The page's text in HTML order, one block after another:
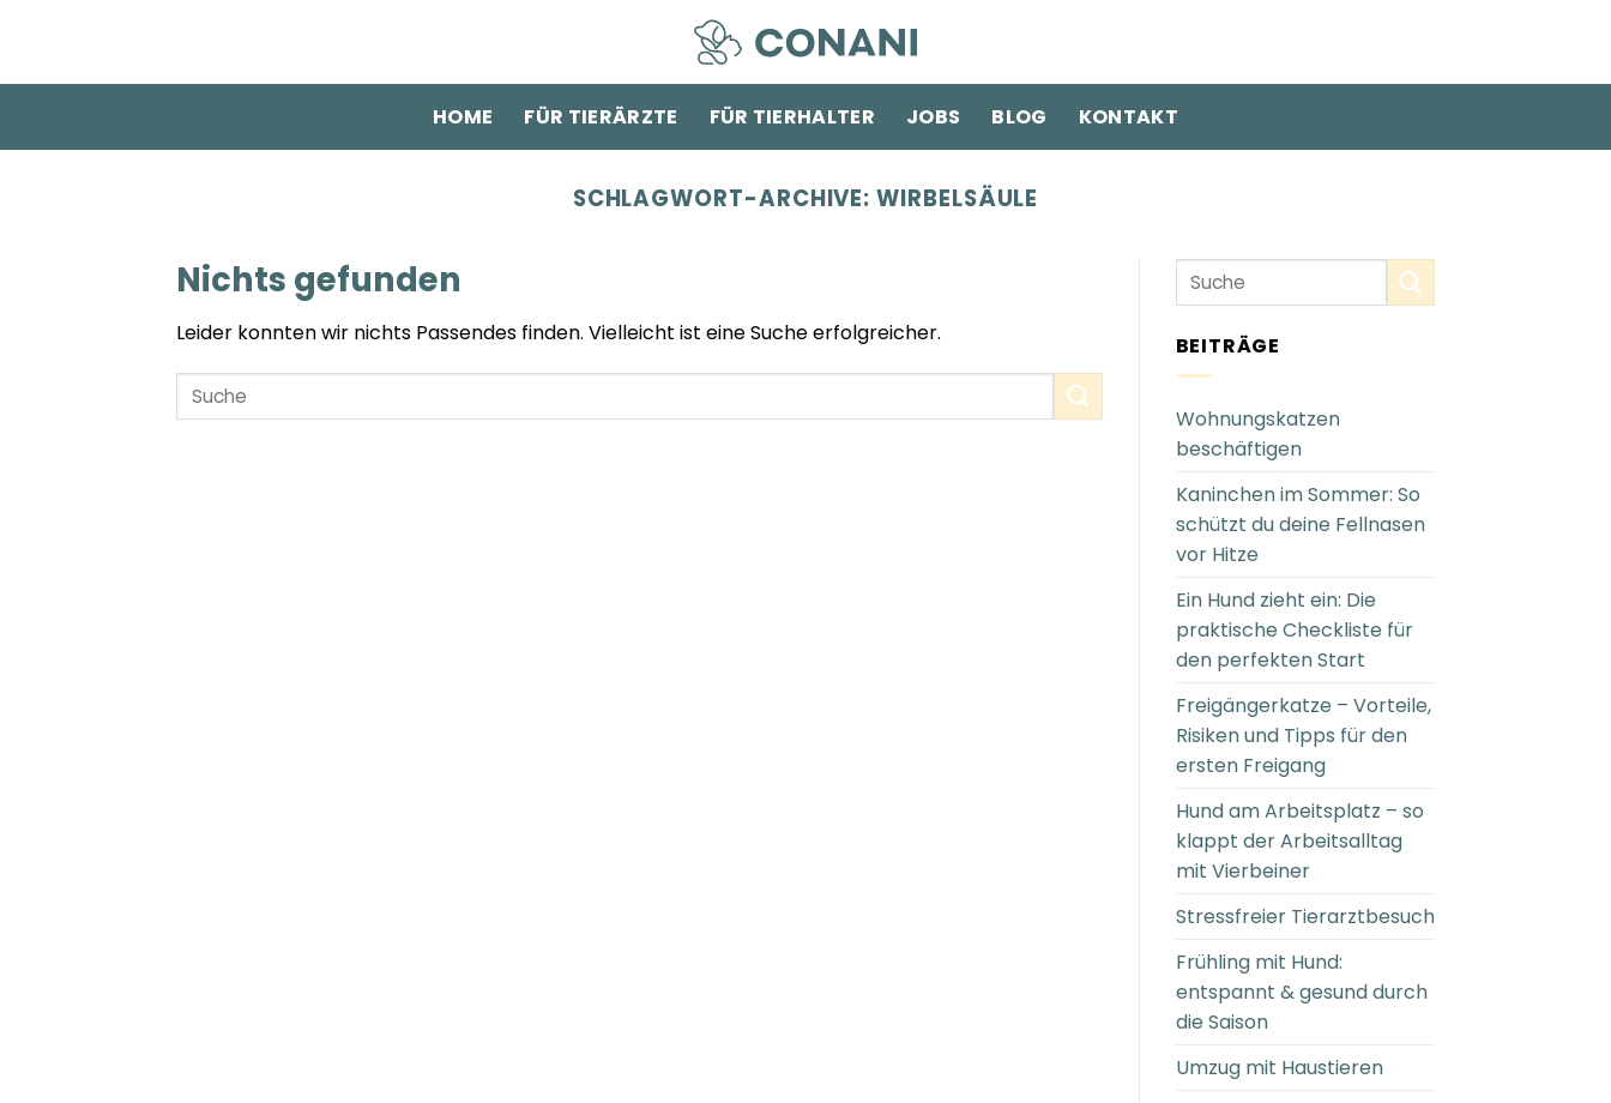
HOME
FÜR TIERÄRZTE FÜR TIERHALTER JOBS BLOG KONTAKT
SCHLAGWORT-ARCHIVE:WIRBELSÄULE
Nichts gefunden
Leider konnten wir nichts Passendes finden. Vielleicht ist eine Suche erfolgreicher. BEITRÄGE
Wohnungskatzen
beschäftigen
Kaninchen im Sommer: So
schützt du deine Fellnasen
vor Hitze
Ein Hund zieht ein: Die
praktische Checkliste für
den perfekten Start
Freigängerkatze – Vorteile,
Risiken und Tipps für den
ersten Freigang
Hund am Arbeitsplatz – so
klappt der Arbeitsalltag
mit Vierbeiner
Stressfreier Tierarztbesuch
Frühling mit Hund:
entspannt & gesund durch
die Saison
Umzug mit Haustieren